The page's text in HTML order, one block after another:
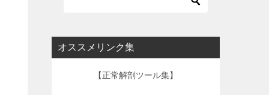
オススメリンク集
【正常解剖ツール集】